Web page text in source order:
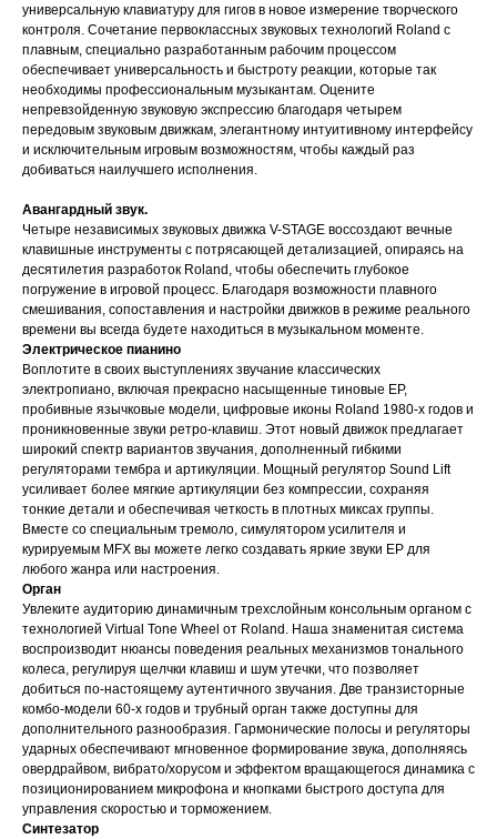
универсальную клавиатуру для гигов в новое измерение творческого
контроля. Сочетание первоклассных звуковых технологий Roland с
плавным, специально разработанным рабочим процессом
обеспечивает универсальность и быстроту реакции, которые так
необходимы профессиональным музыкантам. Оцените
непревзойденную звуковую экспрессию благодаря четырем
передовым звуковым движкам, элегантному интуитивному интерфейсу
и исключительным игровым возможностям, чтобы каждый раз
добиваться наилучшего исполнения.
Авангардный звук.
Четыре независимых звуковых движка V-STAGE воссоздают вечные
клавишные инструменты с потрясающей детализацией, опираясь на
десятилетия разработок Roland, чтобы обеспечить глубокое
погружение в игровой процесс. Благодаря возможности плавного
смешивания, сопоставления и настройки движков в режиме реального
времени вы всегда будете находиться в музыкальном моменте.
Электрическое пианино
Воплотите в своих выступлениях звучание классических
электропиано, включая прекрасно насыщенные тиновые EP,
пробивные язычковые модели, цифровые иконы Roland 1980-х годов и
проникновенные звуки ретро-клавиш. Этот новый движок предлагает
широкий спектр вариантов звучания, дополненный гибкими
регуляторами тембра и артикуляции. Мощный регулятор Sound Lift
усиливает более мягкие артикуляции без компрессии, сохраняя
тонкие детали и обеспечивая четкость в плотных миксах группы.
Вместе со специальным тремоло, симулятором усилителя и
курируемым MFX вы можете легко создавать яркие звуки EP для
любого жанра или настроения.
Орган
Увлеките аудиторию динамичным трехслойным консольным органом с
технологией Virtual Tone Wheel от Roland. Наша знаменитая система
воспроизводит нюансы поведения реальных механизмов тонального
колеса, регулируя щелчки клавиш и шум утечки, что позволяет
добиться по-настоящему аутентичного звучания. Две транзисторные
комбо-модели 60-х годов и трубный орган также доступны для
дополнительного разнообразия. Гармонические полосы и регуляторы
ударных обеспечивают мгновенное формирование звука, дополняясь
овердрайвом, вибрато/хорусом и эффектом вращающегося динамика с
позиционированием микрофона и кнопками быстрого доступа для
управления скоростью и торможением.
Синтезатор